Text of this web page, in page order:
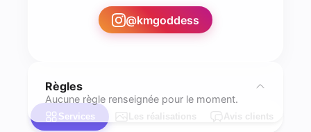
@kmgoddess
Règles
Aucune règle renseignée pour le moment.
Services Les réalisations Avis clients